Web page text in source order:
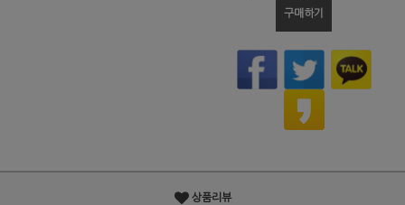
구매하기
상품리뷰